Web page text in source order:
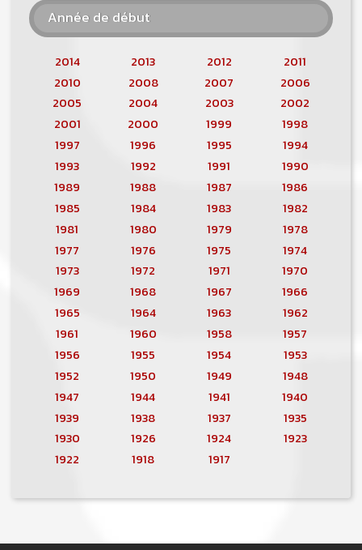
Année de début
2014 2013 2012
2011
2010
2008 2007
2006
2005
2004 2003
2002
2001
2000 1999
1998
1997
1996 1995
1994
1993
1992 1991
1990
1989
1988 1987
1986
1985
1984 1983
1982
1981
1980 1979
1978
1977
1976 1975
1974
1973
1972 1971
1970
1969
1968 1967
1966
1965
1964 1963
1962
1961
1960 1958
1957
1956
1955 1954
1953
1952
1950 1949
1948
1947
1944 1941
1940
1939
1938 1937
1935
1930
1926 1924
1923
1922
1918 1917